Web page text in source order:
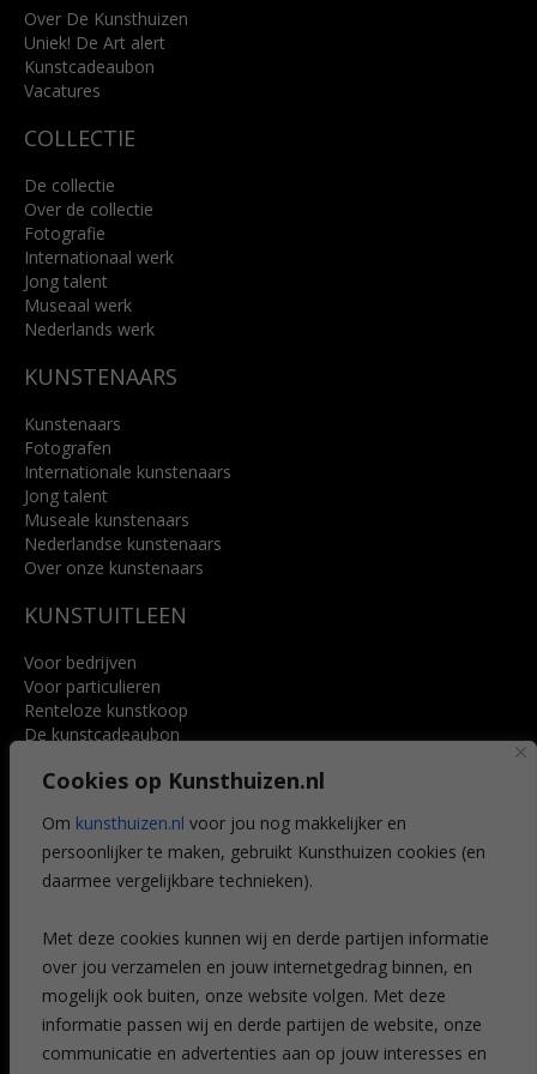
Cookies op Kunsthuizen.nl
Om kunsthuizen.nl voor jou nog makkelijker en
persoonlijker te maken, gebruikt Kunsthuizen cookies (en
daarmee vergelijkbare technieken).
Met deze cookies kunnen wij en derde partijen informatie
over jou verzamelen en jouw internetgedrag binnen, en
mogelijk ook buiten, onze website volgen. Met deze
informatie passen wij en derde partijen de website, onze
communicatie en advertenties aan op jouw interesses en
info@kunsthuisbreda.nl
Lees meer
Over De Kunsthuizen
Uniek! De Art alert
Kunstcadeaubon
Vacatures
COLLECTIE
De collectie
Over de collectie
Fotografie
Internationaal werk
Jong talent
Museaal werk
Nederlands werk
KUNSTENAARS
Kunstenaars
Fotografen
Internationale kunstenaars
Jong talent
Museale kunstenaars
Nederlandse kunstenaars
Over onze kunstenaars
KUNSTUITLEEN
Voor bedrijven
Voor particulieren
Renteloze kunstkoop
De kunstcadeaubon
Voordelen
Veelgestelde vragen
CONTACT
Leiden
Amsterdam
Breda
Favorieten
Mijn art alert